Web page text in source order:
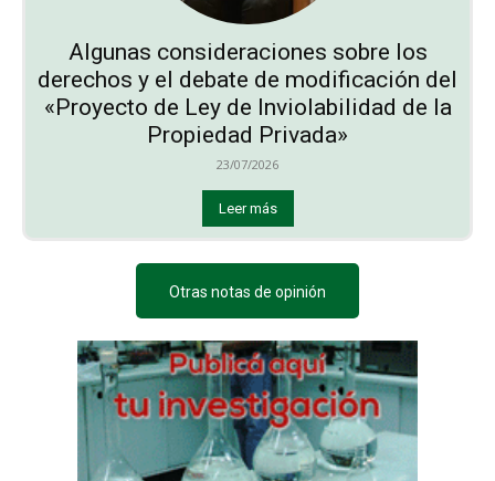
Algunas consideraciones sobre los
derechos y el debate de modificación del
«Proyecto de Ley de Inviolabilidad de la
Propiedad Privada»
23/07/2026
Leer más
Otras notas de opinión